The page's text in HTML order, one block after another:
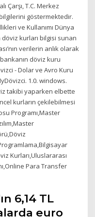
Çarşı, T.C. Merkez
göstermektedir.
ve Kullanımı Dünya
kurları bilgisi sunan
verilerin anlık olarak
döviz kuru
- Dolar ve Avro Kuru
1.0. windows.
takibi yaparken elbette
kurların çekilebilmesi
Programı,Master
Kurları,Uluslararası
Para Transfer
6,14 TL
euro